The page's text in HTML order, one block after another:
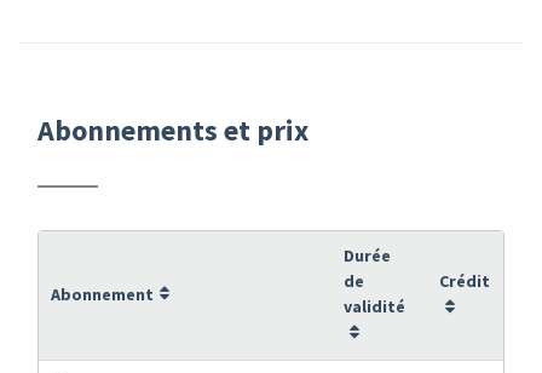
Abonnements et prix
Abonnement
Durée
de
validité
Crédit